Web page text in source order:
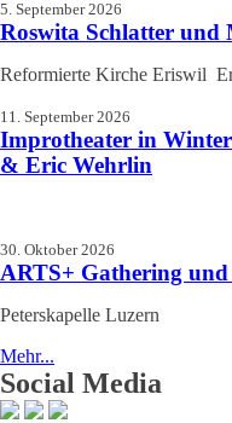
5. September 2026
Roswita Schlatter und
Reformierte Kirche Eriswil
11. September 2026
Improtheater in
& Eric Wehrlin
30. Oktober 2026
ARTS+ Gathering
Peterskapelle Luzern
Mehr...
Social Media